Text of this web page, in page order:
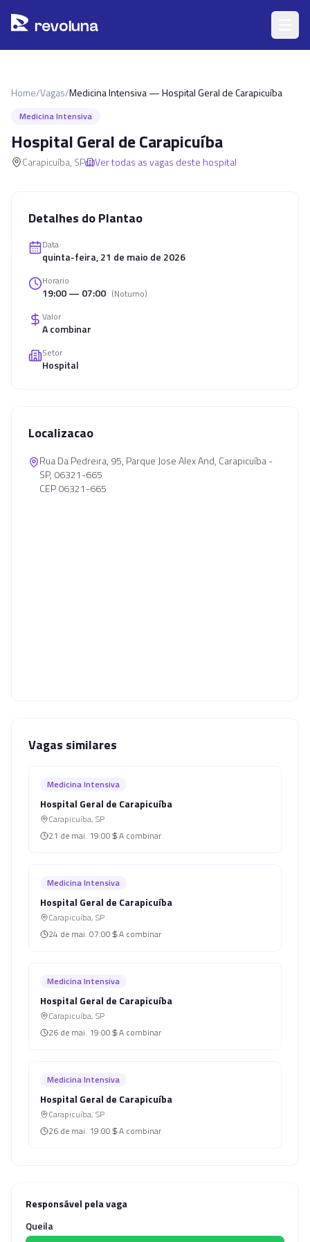
revoluna
Home/Vagas/Medicina Intensiva — Hospital Geral de Carapicuíba
Medicina Intensiva
Hospital Geral de Carapicuíba
Carapicuíba, SP Ver todas as vagas deste hospital
Detalhes do Plantao
Data
quinta-feira, 21 de maio de 2026
Horario
19:00 — 07:00 (Noturno)
Valor
A combinar
Setor
Hospital
Localizacao
Rua Da Pedreira, 95, Parque Jose Alex And, Carapicuíba -
SP, 06321-665
CEP 06321-665
Vagas similares
Medicina Intensiva
Hospital Geral de Carapicuíba
Carapicuíba, SP
21 de mai. 19:00 A combinar
Medicina Intensiva
Hospital Geral de Carapicuíba
Carapicuíba, SP
24 de mai. 07:00 A combinar
Medicina Intensiva
Hospital Geral de Carapicuíba
Carapicuíba, SP
26 de mai. 19:00 A combinar
Medicina Intensiva
Hospital Geral de Carapicuíba
Carapicuíba, SP
26 de mai. 19:00 A combinar
Responsável pela vaga
Queila